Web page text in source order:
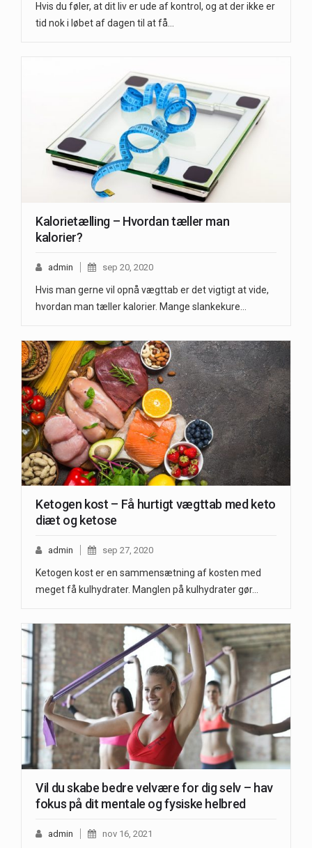
Hvis du føler, at dit liv er ude af kontrol, og at der ikke er
tid nok i løbet af dagen til at få…
Kalorietælling – Hvordan tæller man
kalorier?
admin sep 20, 2020
Hvis man gerne vil opnå vægttab er det vigtigt at vide,
hvordan man tæller kalorier. Mange slankekure…
Ketogen kost – Få hurtigt vægttab med keto
diæt og ketose
admin sep 27, 2020
Ketogen kost er en sammensætning af kosten med
meget få kulhydrater. Manglen på kulhydrater gør…
Vil du skabe bedre velvære for dig selv – hav
fokus på dit mentale og fysiske helbred
admin nov 16, 2021